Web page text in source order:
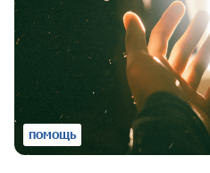
ПОМОЩЬ